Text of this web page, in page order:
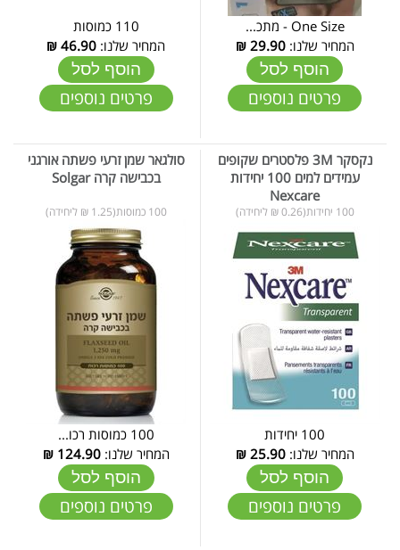
One Size - מתכ...
המחיר שלנו:29.90
₪
הוסף לסל
פרטים נוספים
110 כמוסות
המחיר שלנו: 46.90
₪
הוסף לסל
פרטים נוספים
נקסקר 3M פלסטרים שקופים
עמידים למים 100 יחידות
Nexcare
100 יחידות(0.26 ₪ ליחידה)
100 יחידות
המחיר שלנו:25.90
₪
הוסף לסל
פרטים נוספים
סולגאר שמן זרעי פשתה אורגני
בכבישה קרה Solgar
100 כמוסות(1.25 ₪ ליחידה)
100 כמוסות רכו...
המחיר שלנו:124.90
₪
הוסף לסל
פרטים נוספים